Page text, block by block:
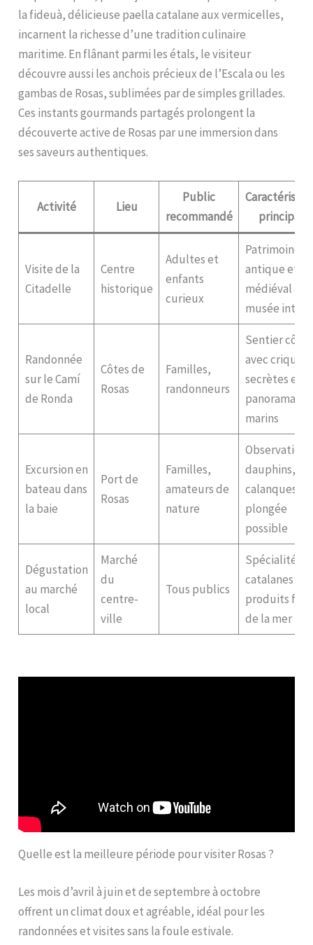
la fideuà, délicieuse paella catalane aux vermicelles,
incarnent la richesse d’une tradition culinaire
maritime. En flânant parmi les étals, le visiteur
découvre aussi les anchois précieux de l’Escala ou les
gambas de Rosas, sublimées par de simples grillades.
Ces instants gourmands partagés prolongent la
découverte active de Rosas par une immersion dans
ses saveurs authentiques.
Activité Lieu
Public
recommandé
principale
Visite de la
Citadelle
Centre
historique
Adultes et
enfants
curieux
Patrimoine
antique et
médiéval
musée
Randonnée
sur le Camí
de Ronda
Côtes de
Rosas
Familles,
randonneurs
Sentier
avec criques
secrètes et
panoramas
marins
Excursion en
bateau dans
la baie
Port de
Rosas
Familles,
amateurs de
nature
Observation
dauphins,
calanques et
plongée
possible
Dégustation
au marché
local
Marché
du
centre-
ville
Tous publics
Spécialités
catalanes et
produits frais
de la mer
Quelle est la meilleure période pour visiter Rosas ?
Les mois d’avril à juin et de septembre à octobre
offrent un climat doux et agréable, idéal pour les
randonnées et visites sans la foule estivale.